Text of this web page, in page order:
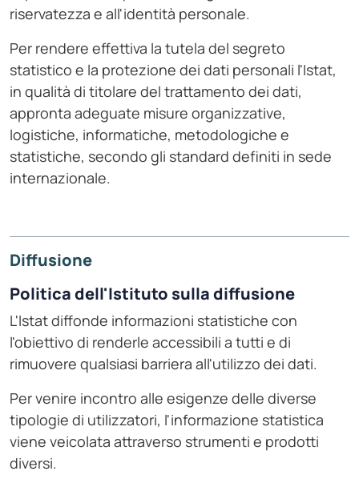
riservatezza e all'identità personale.
Per rendere effettiva la tutela del segreto
statistico e la protezione dei dati personali l'Istat,
in qualità di titolare del trattamento dei dati,
appronta adeguate misure organizzative,
logistiche, informatiche, metodologiche e
statistiche, secondo gli standard definiti in sede
internazionale.
Diffusione
Politica dell'Istituto sulla diffusione
L'Istat diffonde informazioni statistiche con
l'obiettivo di renderle accessibili a tutti e di
rimuovere qualsiasi barriera all'utilizzo dei dati.
Per venire incontro alle esigenze delle diverse
tipologie di utilizzatori, l'informazione statistica
viene veicolata attraverso strumenti e prodotti
diversi.